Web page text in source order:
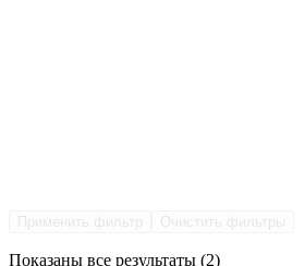
Показаны все результаты (2)